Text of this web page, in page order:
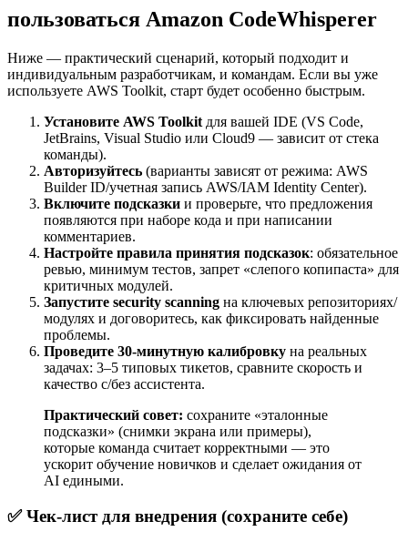
пользоваться Amazon CodeWhisperer
Ниже — практический сценарий, который подходит и
индивидуальным разработчикам, и командам. Если вы уже
используете AWS Toolkit, старт будет особенно быстрым.
Установите AWS Toolkit для вашей IDE (VS Code,
JetBrains, Visual Studio или Cloud9 — зависит от стека
команды).
Авторизуйтесь (варианты зависят от режима: AWS
Builder ID/учетная запись AWS/IAM Identity Center).
Включите подсказки и проверьте, что предложения
появляются при наборе кода и при написании
комментариев.
Настройте правила принятия подсказок: обязательное
ревью, минимум тестов, запрет «слепого копипаста» для
критичных модулей.
Запустите security scanning на ключевых репозиториях/
модулях и договоритесь, как фиксировать найденные
проблемы.
Проведите 30-минутную калибровку на реальных
задачах: 3–5 типовых тикетов, сравните скорость и
качество с/без ассистента.
Практический совет: сохраните «эталонные
подсказки» (снимки экрана или примеры),
которые команда считает корректными — это
ускорит обучение новичков и сделает ожидания от
AI едиными.
✅ Чек-лист для внедрения (сохраните себе)